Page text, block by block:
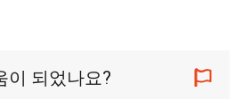
이 되었나요?